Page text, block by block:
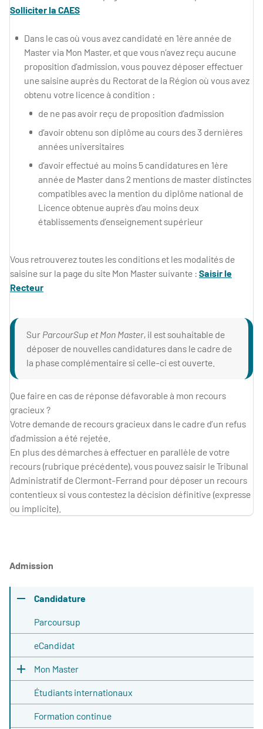
Solliciter la CAES
Dans le cas où vous avez candidaté en 1ère année de
Master via Mon Master, et que vous n’avez reçu aucune
proposition d’admission, vous pouvez déposer effectuer
une saisine auprès du Rectorat de la Région où vous avez
obtenu votre licence à condition :
de ne pas avoir reçu de proposition d’admission
d’avoir obtenu son diplôme au cours des 3 dernières
années universitaires
d’avoir effectué au moins 5 candidatures en 1ère
année de Master dans 2 mentions de master distinctes
compatibles avec la mention du diplôme national de
Licence obtenue auprès d’au moins deux
établissements d’enseignement supérieur
Vous retrouverez toutes les conditions et les modalités de
saisine sur la page du site Mon Master suivante : Saisir le
Recteur
Sur ParcourSup et Mon Master, il est souhaitable de
déposer de nouvelles candidatures dans le cadre de
la phase complémentaire si celle-ci est ouverte.
Que faire en cas de réponse défavorable à mon recours
gracieux ?
Votre demande de recours gracieux dans le cadre d’un refus
d’admission a été rejetée.
En plus des démarches à effectuer en parallèle de votre
recours (rubrique précédente), vous pouvez saisir le Tribunal
Administratif de Clermont-Ferrand pour déposer un recours
contentieux si vous contestez la décision définitive (expresse
ou implicite).
Admission
Candidature
Parcoursup
eCandidat
Mon Master
Étudiants internationaux
Formation continue